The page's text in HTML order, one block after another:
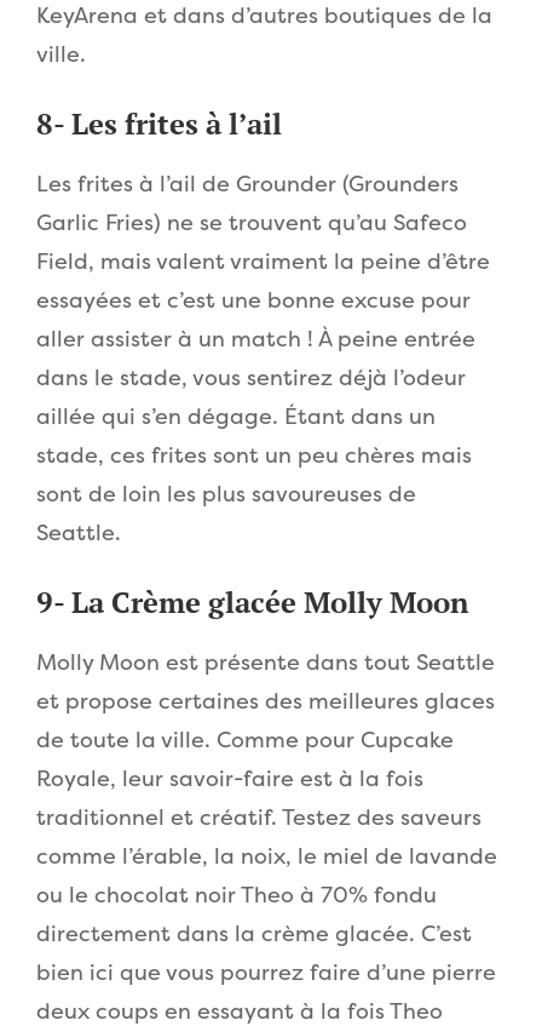
KeyArena et dans d’autres boutiques de la
ville.
8- Les frites à l’ail
Les frites à l’ail de Grounder (Grounders
Garlic Fries) ne se trouvent qu’au Safeco
Field, mais valent vraiment la peine d’être
essayées et c’est une bonne excuse pour
aller assister à un match ! À peine entrée
dans le stade, vous sentirez déjà l’odeur
aillée qui s’en dégage. Étant dans un
stade, ces frites sont un peu chères mais
sont de loin les plus savoureuses de
Seattle.
9- La Crème glacée Molly Moon
Molly Moon est présente dans tout Seattle
et propose certaines des meilleures glaces
de toute la ville. Comme pour Cupcake
Royale, leur savoir-faire est à la fois
traditionnel et créatif. Testez des saveurs
comme l’érable, la noix, le miel de lavande
ou le chocolat noir Theo à 70% fondu
directement dans la crème glacée. C’est
bien ici que vous pourrez faire d’une pierre
deux coups en essayant à la fois Theo